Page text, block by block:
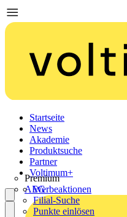
Startseite
News
Akademie
Produktsuche
Partner
Premium
AEG
Voltimum+
Werbeaktionen
Filial-Suche
Punkte einlösen